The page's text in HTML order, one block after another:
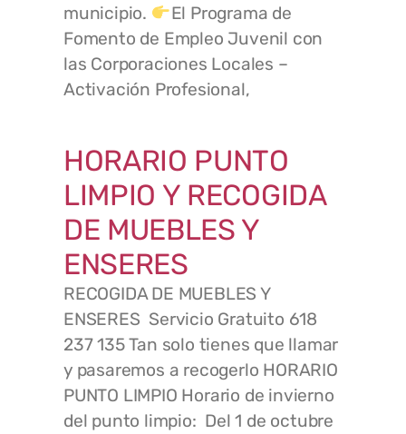
municipio.
El Programa de
Fomento de Empleo Juvenil con
las Corporaciones Locales –
Activación Profesional,
HORARIO PUNTO
LIMPIO Y RECOGIDA
DE MUEBLES Y
ENSERES
RECOGIDA DE MUEBLES Y
ENSERES Servicio Gratuito 618
237 135 Tan solo tienes que llamar
y pasaremos a recogerlo HORARIO
PUNTO LIMPIO Horario de invierno
del punto limpio: Del 1 de octubre